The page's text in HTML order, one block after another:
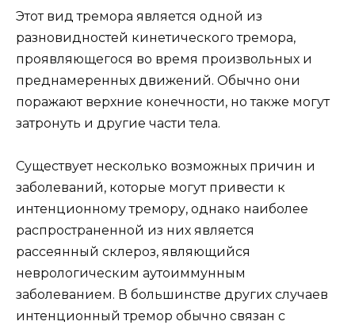
Этот вид тремора является одной из
разновидностей кинетического тремора,
проявляющегося во время произвольных и
преднамеренных движений. Обычно они
поражают верхние конечности, но также могут
затронуть и другие части тела.
Существует несколько возможных причин и
заболеваний, которые могут привести к
интенционному тремору, однако наиболее
распространенной из них является
рассеянный склероз, являющийся
неврологическим аутоиммунным
заболеванием. В большинстве других случаев
интенционный тремор обычно связан с